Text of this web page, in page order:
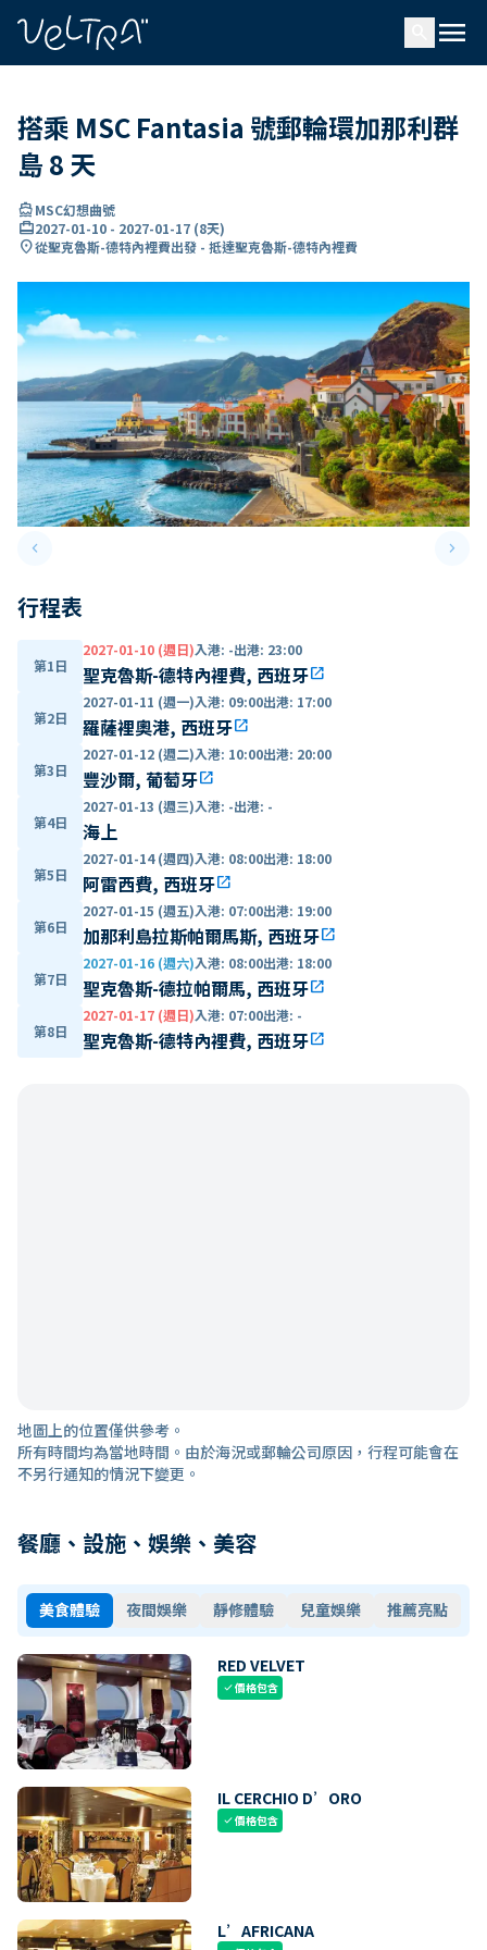
menu
搭乘 MSC Fantasia 號郵輪環加那利群
島 8 天
directions_boatMSC幻想曲號
card_travel2027-01-10 - 2027-01-17 (8天)
location_on從聖克魯斯-德特內裡費出發 - 抵達聖克魯斯-德特內裡費
keyboard_arrow_leftPrevious slide keyboard_arrow_right
行程表
第1日
2027-01-10 (週日)入港: -出港: 23:00
聖克魯斯-德特內裡費, 西班牙open_in_new
第2日
2027-01-11 (週一)入港: 09:00出港: 17:00
羅薩裡奧港, 西班牙open_in_new
第3日
2027-01-12 (週二)入港: 10:00出港: 20:00
豐沙爾, 葡萄牙open_in_new
第4日
2027-01-13 (週三)入港: -出港: -
海上
第5日
2027-01-14 (週四)入港: 08:00出港: 18:00
阿雷西費, 西班牙open_in_new
第6日
2027-01-15 (週五)入港: 07:00出港: 19:00
加那利島拉斯帕爾馬斯, 西班牙open_in_new
第7日
2027-01-16 (週六)入港: 08:00出港: 18:00
聖克魯斯-德拉帕爾馬, 西班牙open_in_new
第8日
2027-01-17 (週日)入港: 07:00出港: -
聖克魯斯-德特內裡費, 西班牙open_in_new
地圖上的位置僅供參考。
所有時間均為當地時間。由於海況或郵輪公司原因，行程可能會在
不另行通知的情況下變更。
餐廳、設施、娛樂、美容
美食體驗 夜間娛樂 靜修體驗 兒童娛樂 推薦亮點
RED VELVET
check價格包含
IL CERCHIO D’ORO
check價格包含
L’AFRICANA